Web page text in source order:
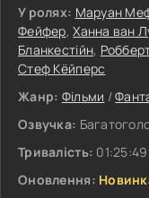
У ролях: Маруан
Фейфер,Ханна ван
Бланкестійн,
Стеф Кёйперс
Жанр: Фільми /
Озвучка:
Тривалість: 01:25:49
Оновлення: